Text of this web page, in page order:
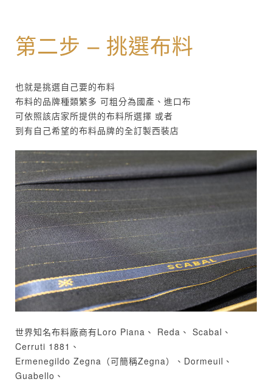
第二步 – 挑選布料
也就是挑選自己要的布料
布料的品牌種類繁多 可粗分為國產、進口布
可依照該店家所提供的布料所選擇 或者
到有自己希望的布料品牌的全訂製西裝店
世界知名布料廠商有Loro Piana、 Reda、 Scabal、
Cerruti 1881、
Ermenegildo Zegna（可簡稱Zegna）、Dormeuil、
Guabello、